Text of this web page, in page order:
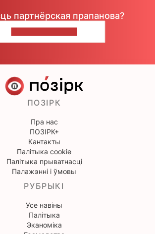
партнёрская прапанова?
ПОЗІРК
Пра нас
ПОЗІРК+
Кантакты
Палітыка cookie
Палітыка прыватнасці
Палажэнні і ўмовы
РУБРЫКІ
Усе навіны
Палітыка
Эканоміка